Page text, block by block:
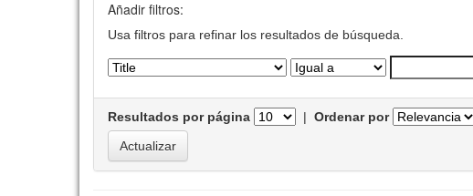
Añadir filtros:
Usa filtros para refinar los resultados de búsqueda.
Resultados por página | Ordenar por